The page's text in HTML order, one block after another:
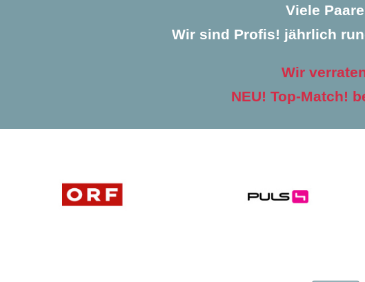
Viele
Wir sind Profis! jährlich
Wir
NEU! Top-Match!